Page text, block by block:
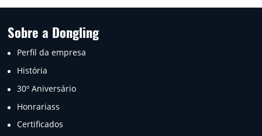
Sobre a Dongling
Perfil da empresa
História
30º Aniversário
Honrariass
Certificados